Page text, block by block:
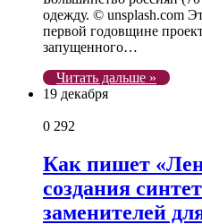
одежду. © unsplash.com
первой годовщине
запущенного…
Читать дальше »
19 декабря
0 292
Как пишет
создания
заменителей